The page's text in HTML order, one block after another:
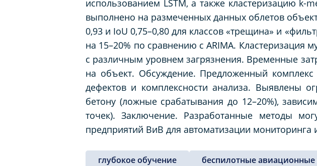
использованием LSTM, а также кластеризацию k-
выполнено на размеченных данных облетов
0,93 и IoU 0,75–0,80 для классов «трещина» и
на 15–20% по сравнению с ARIMA. Кластеризация
с различным уровнем загрязнения. Временные
на объект. Обсуждение. Предложенный
дефектов и комплексности анализа. Выявлены
бетону (ложные срабатывания до 12–20%),
точек). Заключение. Разработанные методы
предприятий ВиВ для автоматизации
глубокое обучение беспилотные авиационные